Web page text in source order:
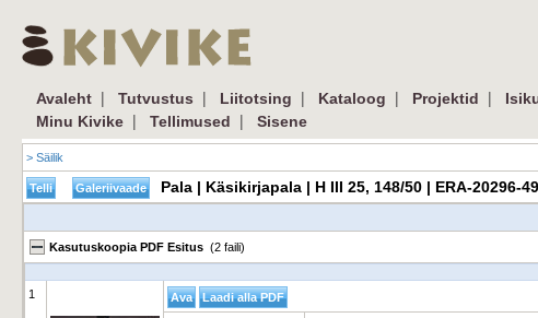
Avaleht | Tutvustus | Liitotsing | Kataloog | Projektid |
Minu Kivike | Tellimused | Sisene
> Säilik
Pala | Käsikirjapala | H III 25, 148/50 | ERA-20296-
Kasutuskoopia PDF Esitus (2 faili)
1